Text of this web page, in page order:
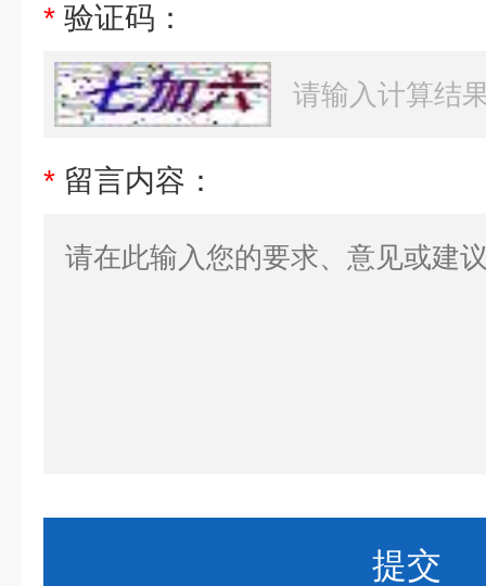
* 验证码：
* 留言内容：